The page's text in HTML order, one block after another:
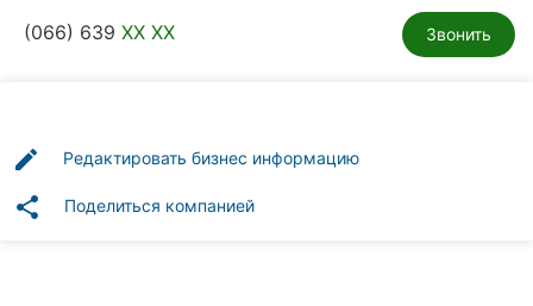
клиники
рубрики
(066) 639 XX XX Звонить
edit Редактировать бизнес информацию
share Поделиться компанией